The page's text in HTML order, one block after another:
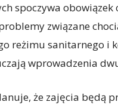
spoczywa
związane
reżimu sanitarnego i
wprowadzenia
że zajęcia będą